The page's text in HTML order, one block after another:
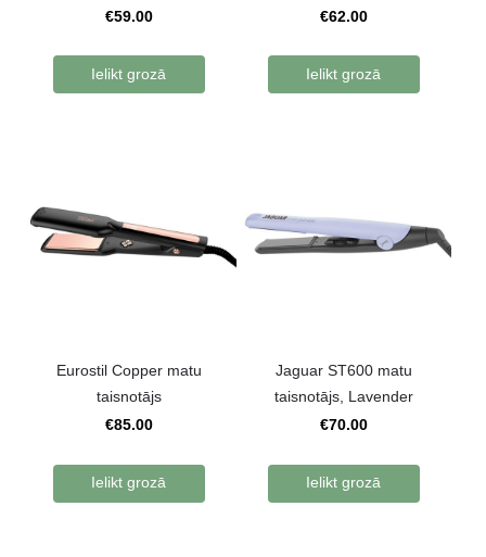
€59.00
Ielikt grozā
€62.00
Ielikt grozā
Eurostil Copper matu
taisnotājs
€85.00
Ielikt grozā
Jaguar ST600 matu
taisnotājs, Lavender
€70.00
Ielikt grozā